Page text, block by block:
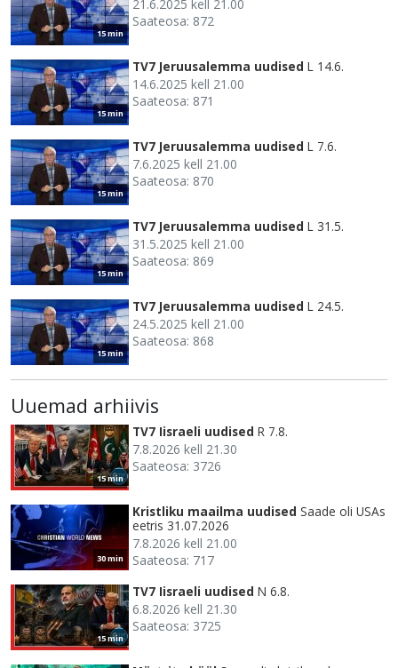
15 min
21.6.2025 kell 21.00
Saateosa: 872
15 min
TV7 Jeruusalemma uudised L 14.6.
14.6.2025 kell 21.00
Saateosa: 871
15 min
TV7 Jeruusalemma uudised L 7.6.
7.6.2025 kell 21.00
Saateosa: 870
15 min
TV7 Jeruusalemma uudised L 31.5.
31.5.2025 kell 21.00
Saateosa: 869
15 min
TV7 Jeruusalemma uudised L 24.5.
24.5.2025 kell 21.00
Saateosa: 868
Uuemad arhiivis
15 min
TV7 Iisraeli uudised R 7.8.
7.8.2026 kell 21.30
Saateosa: 3726
30 min
Kristliku maailma uudised Saade oli USAs
eetris 31.07.2026
7.8.2026 kell 21.00
Saateosa: 717
15 min
TV7 Iisraeli uudised N 6.8.
6.8.2026 kell 21.30
Saateosa: 3725